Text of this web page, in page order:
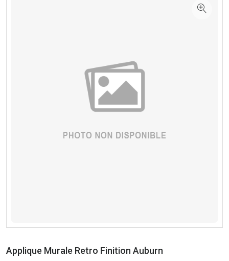
Applique Murale Retro Finition Auburn